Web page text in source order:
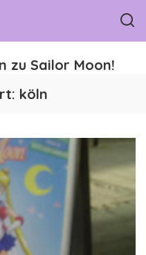
zu Sailor Moon!
köln